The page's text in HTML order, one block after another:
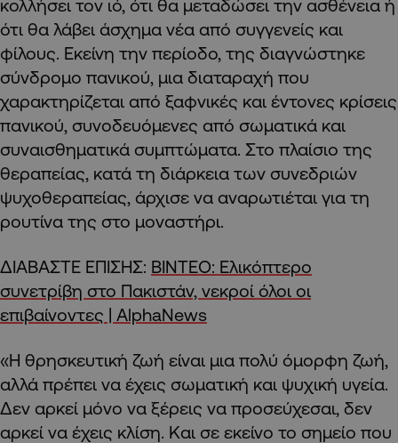
κολλήσει τον ιό, ότι θα μεταδώσει την ασθένεια ή
ότι θα λάβει άσχημα νέα από συγγενείς και
φίλους. Εκείνη την περίοδο, της διαγνώστηκε
σύνδρομο πανικού, μια διαταραχή που
χαρακτηρίζεται από ξαφνικές και έντονες κρίσεις
πανικού, συνοδευόμενες από σωματικά και
συναισθηματικά συμπτώματα. Στο πλαίσιο της
θεραπείας, κατά τη διάρκεια των συνεδριών
ψυχοθεραπείας, άρχισε να αναρωτιέται για τη
ρουτίνα της στο μοναστήρι.
ΔΙΑΒΑΣΤΕ ΕΠΙΣΗΣ: ΒΙΝΤΕΟ: Ελικόπτερο
συνετρίβη στο Πακιστάν, νεκροί όλοι οι
επιβαίνοντες | AlphaNews
«Η θρησκευτική ζωή είναι μια πολύ όμορφη ζωή,
αλλά πρέπει να έχεις σωματική και ψυχική υγεία.
Δεν αρκεί μόνο να ξέρεις να προσεύχεσαι, δεν
αρκεί να έχεις κλίση. Και σε εκείνο το σημείο που